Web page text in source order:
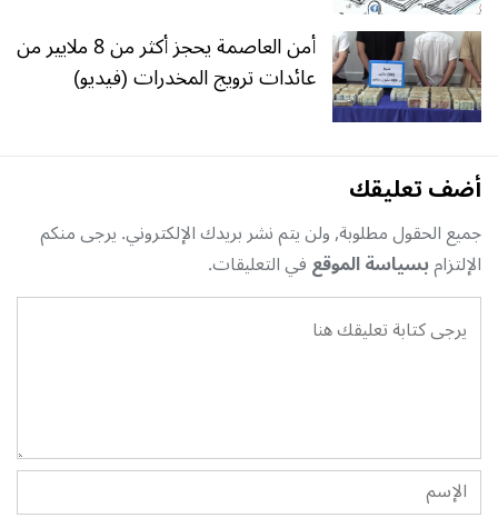
أمن العاصمة يحجز أكثر من 8 ملايير من
عائدات ترويج المخدرات (فيديو)
أضف تعليقك
جميع الحقول مطلوبة, ولن يتم نشر بريدك الإلكتروني. يرجى منكم
الإلتزامبسياسة الموقعفي التعليقات.